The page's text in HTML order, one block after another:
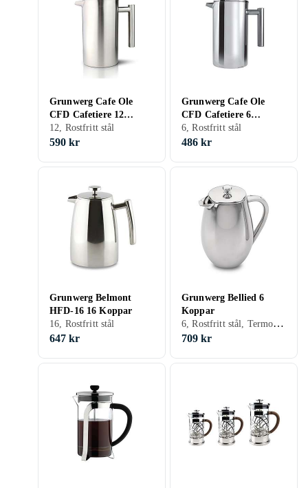
Grunwerg Cafe Ole
CFD Cafetiere 12
Koppar
12, Rostfritt stål
590 kr
Grunwerg Cafe Ole
CFD Cafetiere 6
Koppar
6, Rostfritt stål
486 kr
Grunwerg Belmont
HFD-16 16 Koppar
16, Rostfritt stål
647 kr
Grunwerg Bellied 6
Koppar
6, Rostfritt stål, Termoskanna
709 kr